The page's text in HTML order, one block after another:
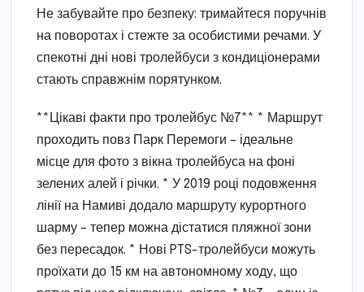
Не забувайте про безпеку: тримайтеся поручнів
на поворотах і стежте за особистими речами. У
спекотні дні нові тролейбуси з кондиціонерами
стають справжнім порятунком.
**Цікаві факти про тролейбус №7** * Маршрут
проходить повз Парк Перемоги – ідеальне
місце для фото з вікна тролейбуса на фоні
зелених алей і річки. * У 2019 році подовження
лінії на Намиві додало маршруту курортного
шарму – тепер можна дістатися пляжної зони
без пересадок. * Нові PTS-тролейбуси можуть
проїхати до 15 км на автономному ходу, що